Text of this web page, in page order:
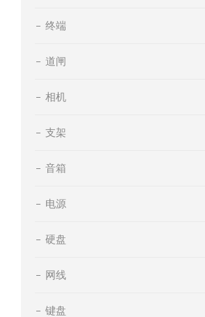
终端
道闸
相机
支架
音箱
电源
硬盘
网线
键盘